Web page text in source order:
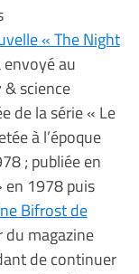
« The Night
envoyé au
science
de la série « Le
à l’époque
; publiée en
en 1978 puis
Bifrost de
du magazine
de continuer